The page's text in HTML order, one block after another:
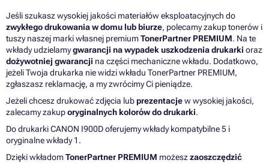
Jeśli szukasz wysokiej jakości materiałów eksploatacyjnych do
zwykłego drukowania w domu lub biurze, polecamy zakup tonerów i
tuszy naszej marki własnej premiumTonerPartner PREMIUM. Na te
wkłady udzielamygwarancji na wypadek uszkodzenia drukarki oraz
dożywotniej gwarancji na części mechaniczne wkładu. Dodatkowo,
jeżeli Twoja drukarka nie widzi wkładu TonerPartner PREMIUM,
zgłaszasz reklamację, a my zwrócimy Ci pieniądze.
Jeżeli chcesz drukować zdjęcia lubprezentacjew wysokiej jakości,
zalecamy zakuporyginalnych kolorów do drukarki.
Do drukarki CANON I900D oferujemy wkłady kompatybilne 5 i
oryginalne wkłady 1.
Dzięki wkładomTonerPartner PREMIUM możeszzaoszczędzić